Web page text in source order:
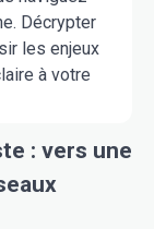
Décrypter
les enjeux
à votre
: vers une